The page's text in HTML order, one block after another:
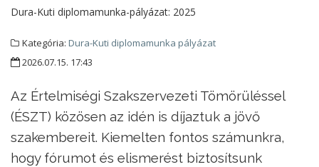
Dura-Kuti diplomamunka-pályázat: 2025
Kategória: Dura-Kuti diplomamunka pályázat
2026.07.15. 17:43
Az Értelmiségi Szakszervezeti Tömörüléssel
(ÉSZT) közösen az idén is díjaztuk a jövő
szakembereit. Kiemelten fontos számunkra,
hogy fórumot és elismerést biztosítsunk